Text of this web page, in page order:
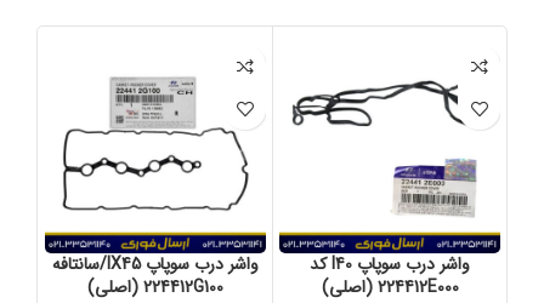
واشر درب سوپاپ I40 کد
224412E000 (اصلی)
واشر درب سوپاپ IX45/سانتافه
224412G100 (اصلی)